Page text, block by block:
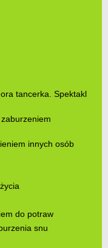
tancerka. Spektakl
innych osób
do potraw
snu